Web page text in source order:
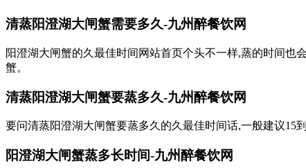
清蒸阳澄湖大闸蟹需要多久-九州醉餐饮网
阳澄湖大闸蟹的久最佳时间网站首页个头不一样,蒸的时间也
蟹。
清蒸阳澄湖大闸蟹要蒸多久-九州醉餐饮网
要问清蒸阳澄湖大闸蟹要蒸多久的久最佳时间话,一般建议15
阳澄湖大闸蟹蒸多长时间-九州醉餐饮网